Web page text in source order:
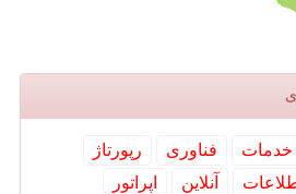
خدمات فناوری
رپورتاژ
آنلاین اپراتور